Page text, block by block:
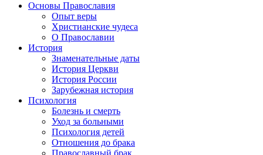
Основы Православия
Опыт веры
Христианские чудеса
О Православии
История
Знаменательные даты
История Церкви
История России
Зарубежная история
Психология
Болезнь и смерть
Уход за больными
Психология детей
Отношения до брака